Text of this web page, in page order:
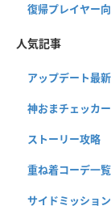
復帰プレイヤー
人気記事
アップデート最
神おまチェッカー
ストーリー攻略
重ね着コーデ一覧
サイドミッショ